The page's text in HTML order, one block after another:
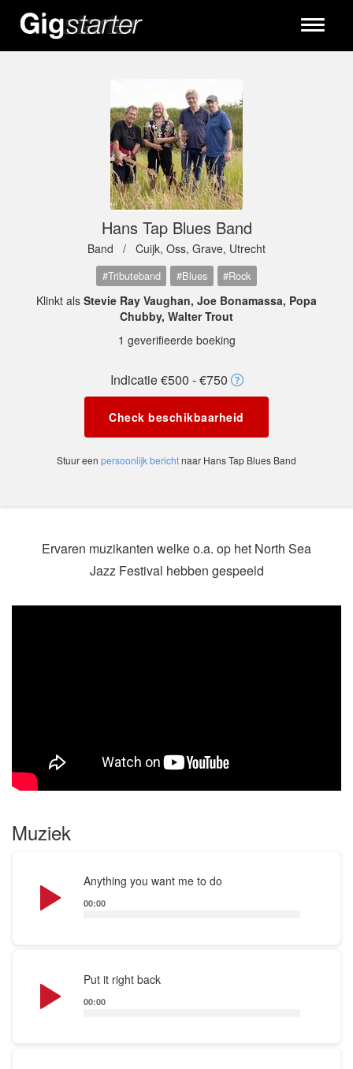
Toggle
Hans Tap Blues Band
Band / Cuijk, Oss, Grave, Utrecht
#Tributeband #Blues #Rock
Klinkt als Stevie Ray Vaughan, Joe Bonamassa, Popa
Chubby, Walter Trout
1 geverifieerde boeking
Indicatie €500 - €750
Check beschikbaarheid
Stuur een persoonlijk berichtnaar Hans Tap Blues Band
Ervaren muzikanten welke o.a. op het North Sea
Jazz Festival hebben gespeeld
Muziek
Anything you want me to do
Player
00:00
Put it right back
Player
00:00